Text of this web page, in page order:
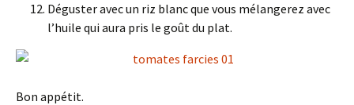
Déguster avec un riz blanc que vous mélangerez avec
l’huile qui aura pris le goût du plat.
Bon appétit.